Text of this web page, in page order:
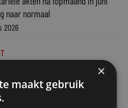
naar normaal
2026
×
maakt gebruik